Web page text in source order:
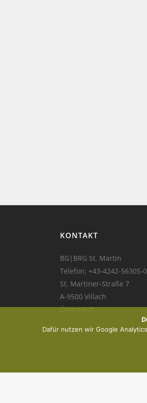
KONTAKT
BG|BRG St. Martin
Telefon: +43-4242-56305-0
St. Martiner-Straße 7
A-9500 Villach
Österreich
Dafür nutzen wir Google